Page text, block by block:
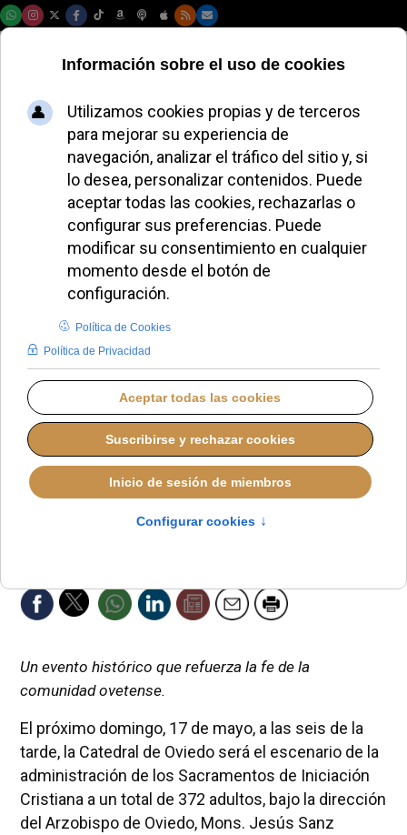
372 adultos darán
un paso de fe en la
Catedral de Oviedo
JAVIER RUIZ ARREGUI
DIÓCESIS DE OVIEDO
Un evento histórico que refuerza la fe de la
comunidad ovetense.
El próximo domingo, 17 de mayo, a las seis de la
tarde, la Catedral de Oviedo será el escenario de la
administración de los Sacramentos de Iniciación
Cristiana a un total de 372 adultos, bajo la dirección
del Arzobispo de Oviedo, Mons. Jesús Sanz